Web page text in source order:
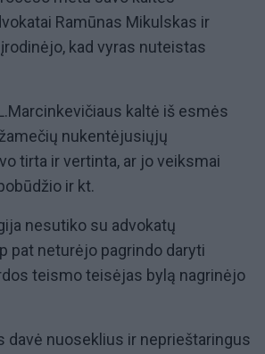
Ramūnas Mikulskas ir
kad vyras nuteistas
kaltė iš esmės
nukentėjusiųjų
tirta ir vertinta, ar jo veiksmai
ir kt.
nesutiko su advokatų
pat neturėjo pagrindo daryti
teismo teisėjas bylą nagrinėjo
davė nuoseklius ir neprieštaringus